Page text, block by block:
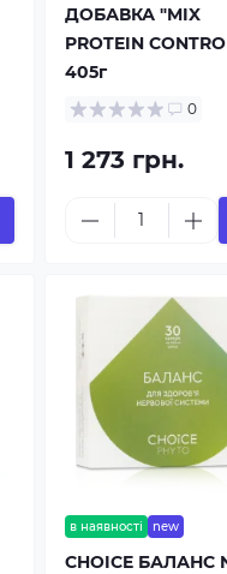
ДОБАВКА "MIX
PROTEIN
405г
0
1 273 грн.
в наявності new
CHOICE БАЛАНС